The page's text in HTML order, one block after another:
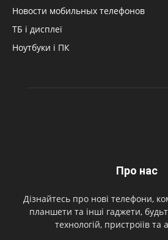
Новости мобильных телефонов
ТБ і дисплеї
Ноутбуки і ПК
Про нас
Дізнайтесь про нові телефони,
планшети та інші гаджети,
технологій, пристроїів та